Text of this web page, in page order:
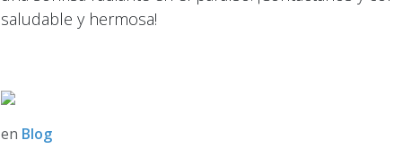
saludable y hermosa!
en Blog